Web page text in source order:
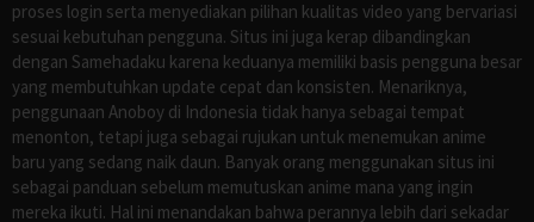
proses login serta menyediakan pilihan kualitas video yang bervariasi
sesuai kebutuhan pengguna. Situs ini juga kerap dibandingkan
dengan Samehadaku karena keduanya memiliki basis pengguna besar
yang membutuhkan update cepat dan konsisten. Menariknya,
penggunaan Anoboy di Indonesia tidak hanya sebagai tempat
menonton, tetapi juga sebagai rujukan untuk menemukan anime
baru yang sedang naik daun. Banyak orang menggunakan situs ini
sebagai panduan sebelum memutuskan anime mana yang ingin
mereka ikuti. Hal ini menandakan bahwa perannya lebih dari sekadar